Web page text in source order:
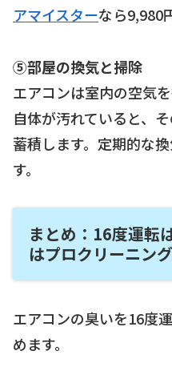
アマイスターなら9,980
⑤部屋の換気と掃除
エアコンは室内の空気
自体が汚れていると、
蓄積します。定期的な
す。
まとめ：16度運転
はプロクリーニング
エアコンの臭いを16度
めます。